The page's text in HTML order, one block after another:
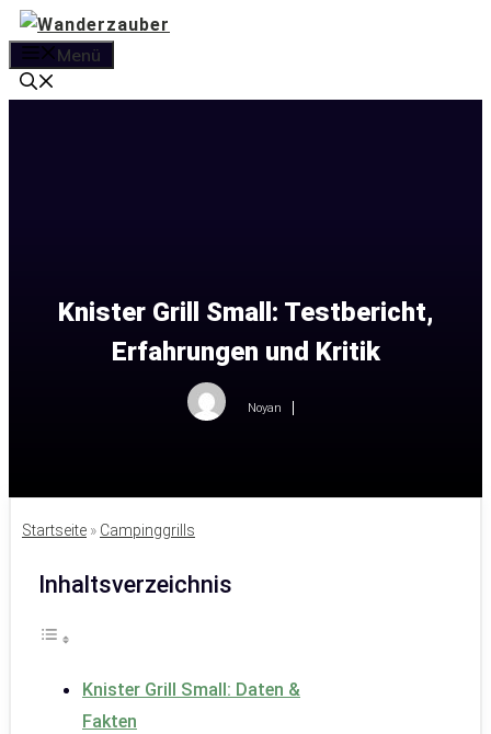
Zum
Inhalt
springen
Menü
Knister Grill Small: Testbericht,
Erfahrungen und Kritik
Noyan
Startseite » Campinggrills
Inhaltsverzeichnis
Knister Grill Small: Daten &
Fakten